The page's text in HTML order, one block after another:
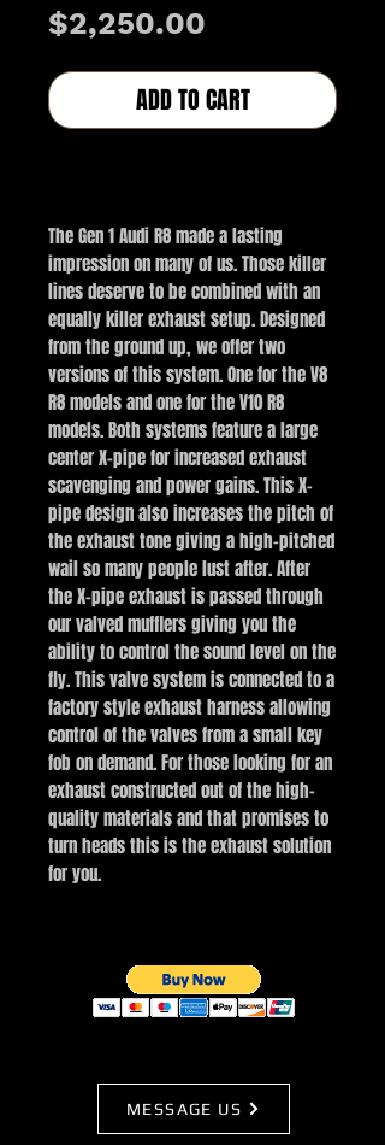
$2,250.00
ADD TO CART
The Gen 1 Audi R8 made a lasting
impression on many of us. Those killer
lines deserve to be combined with an
equally killer exhaust setup. Designed
from the ground up, we offer two
versions of this system. One for the V8
R8 models and one for the V10 R8
models. Both systems feature a large
center X-pipe for increased exhaust
scavenging and power gains. This X-
pipe design also increases the pitch of
the exhaust tone giving a high-pitched
wail so many people lust after. After
the X-pipe exhaust is passed through
our valved mufflers giving you the
ability to control the sound level on the
fly. This valve system is connected to a
factory style exhaust harness allowing
control of the valves from a small key
fob on demand. For those looking for an
exhaust constructed out of the high-
quality materials and that promises to
turn heads this is the exhaust solution
for you.
MESSAGE US